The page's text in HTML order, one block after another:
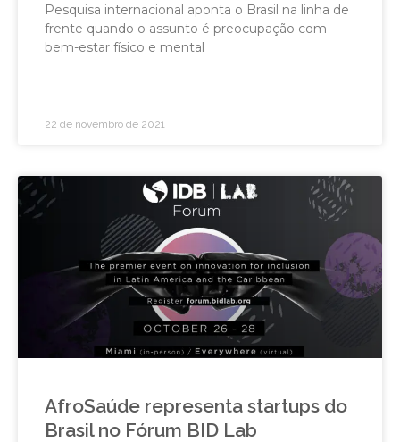
Pesquisa internacional aponta o Brasil na linha de
frente quando o assunto é preocupação com
bem-estar físico e mental
22 de novembro de 2021
AfroSaúde representa startups do
Brasil no Fórum BID Lab